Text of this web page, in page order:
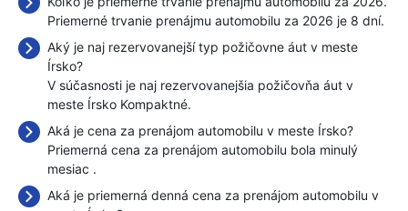
Priemerné trvanie prenájmu automobilu za 2026 je 8 dní.
Aký je naj rezervovanejší typ požičovne áut v meste
Írsko?
V súčasnosti je naj rezervovanejšia požičovňa áut v
meste Írsko Kompaktné.
Aká je cena za prenájom automobilu v meste Írsko?
Priemerná cena za prenájom automobilu bola minulý
mesiac .
Aká je priemerná denná cena za prenájom automobilu v